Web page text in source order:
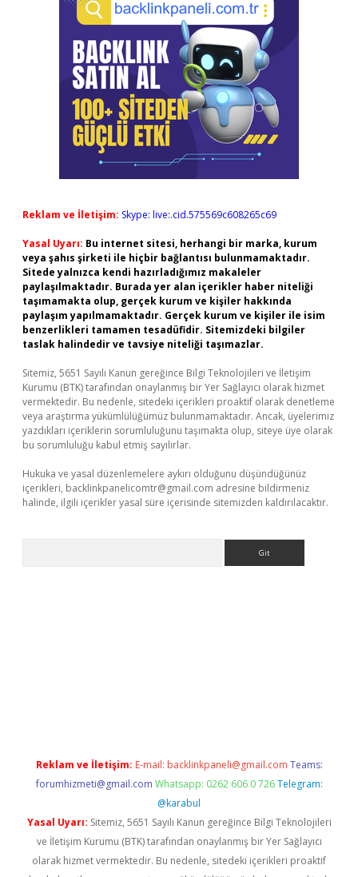
Reklam ve İletişim: Skype: live:.cid.575569c608265c69
Yasal Uyarı: Bu internet sitesi, herhangi bir marka, kurum
veya şahıs şirketi ile hiçbir bağlantısı bulunmamaktadır.
Sitede yalnızca kendi hazırladığımız makaleler
paylaşılmaktadır. Burada yer alan içerikler haber niteliği
taşımamakta olup, gerçek kurum ve kişiler hakkında
paylaşım yapılmamaktadır. Gerçek kurum ve kişiler ile isim
benzerlikleri tamamen tesadüfidir. Sitemizdeki bilgiler
taslak halindedir ve tavsiye niteliği taşımazlar.
Sitemiz, 5651 Sayılı Kanun gereğince Bilgi Teknolojileri ve İletişim
Kurumu (BTK) tarafından onaylanmış bir Yer Sağlayıcı olarak hizmet
vermektedir. Bu nedenle, sitedeki içerikleri proaktif olarak denetleme
veya araştırma yükümlülüğümüz bulunmamaktadır. Ancak, üyelerimiz
yazdıkları içeriklerin sorumluluğunu taşımakta olup, siteye üye olarak
bu sorumluluğu kabul etmiş sayılırlar.
Hukuka ve yasal düzenlemelere aykırı olduğunu düşündüğünüz
içerikleri, backlinkpanelicomtr@gmail.com adresine bildirmeniz
halinde, ilgili içerikler yasal süre içerisinde sitemizden kaldırılacaktır.
Reklam ve İletişim: E-mail: backlinkpaneli@gmail.com Teams:
forumhizmeti@gmail.com Whatsapp: 0262 606 0 726 Telegram:
@karabul
Yasal Uyarı: Sitemiz, 5651 Sayılı Kanun gereğince Bilgi Teknolojileri
ve İletişim Kurumu (BTK) tarafından onaylanmış bir Yer Sağlayıcı
olarak hizmet vermektedir. Bu nedenle, sitedeki içerikleri proaktif